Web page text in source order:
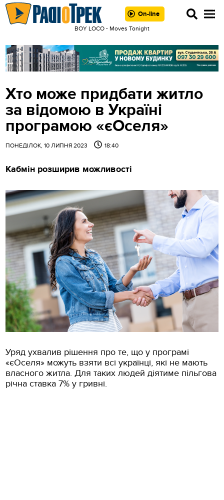
On-line
BOY LOCO - Moves Tonight
Хто може придбати житло
за відомою в Україні
програмою «єОселя»
ПОНЕДІЛОК, 10 ЛИПНЯ 2023 18:40
Кабмін розширив можливості
Уряд ухвалив рішення про те, що у програмі
«єОселя» можуть взяти всі українці, які не мають
власного житла. Для таких людей діятиме пільгова
річна ставка 7% у гривні.